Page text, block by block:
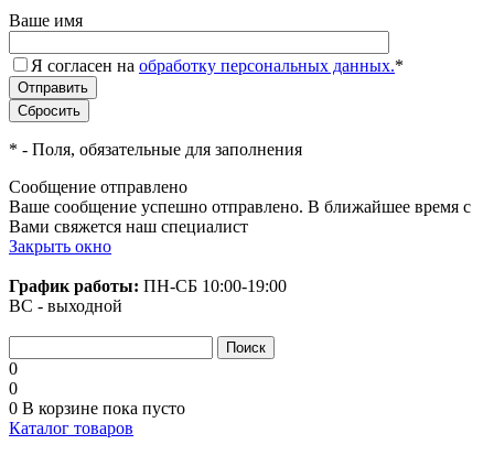
Ваше имя
Я согласен на обработку персональных данных.*
* - Поля, обязательные для заполнения
Сообщение отправлено
Ваше сообщение успешно отправлено. В ближайшее время с
Вами свяжется наш специалист
Закрыть окно
График работы: ПН-СБ 10:00-19:00
ВС - выходной
0
0
0 В корзине пока пусто
Каталог товаров